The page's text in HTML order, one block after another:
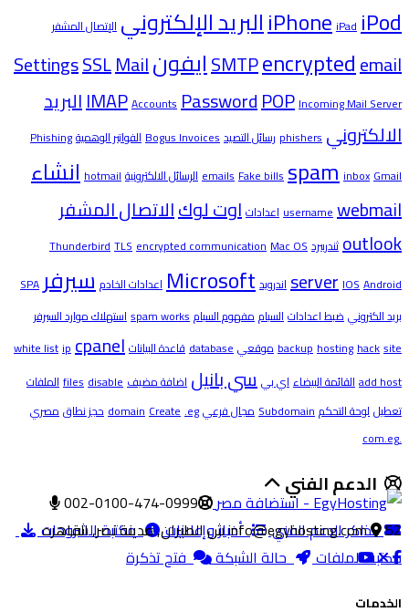
iPhoneiPadiPod البريد الإلكتروني الإتصال المشفر
SMTPencryptedemail ايفون SettingsSSLMail
IMAPAccountsPasswordPOPIncoming Mail Server
البريد
الالكتروني phishers رسائل التصيدBogus Invoicesالفواتير الوهميةPhishing
emailsFake billsspaminboxGmail الرسائل الالكترونيةhotmailانشاء
usernamewebmail اعداداتاوت لوكالاتصال المشفر
outlookثندربيرد ThunderbirdTLSencrypted communicationMac OS
serverIOSAndroid اندرويدMicrosoftاعدادات الخادمسيرفرSPA
بريد الكترونيضبط اعداداتالسباممفهوم السبامspam worksاستهلاك موارد السيرفر
backuphostinghacksite موقعيdatabaseقاعدة البيانات white listipcpanel
add hostالقائمة البيضاءاي بيسي بانيل اضافة مضيف filesdisable
الملفات
تعطيللوحة التحكمSubdomainمجال فرعي domainCreate.eg حجز نطاقمصري
.com.eg
الدعم الفني
تذاكر الدعم الفني أخبار وإعلانات
مكتبة الشروحات
مكتبة الملفات
حالة الشبكة فتح تذكرة
002-0100-474-0999
info@egyhosting.com 52 ش الطيران, مدينة نصر, القاهره
الخدمات